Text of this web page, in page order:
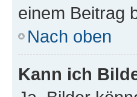
einem Beitrag
Nach oben
Kann ich